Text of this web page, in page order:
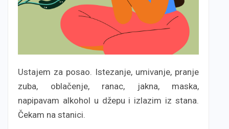
Ustajem za posao. Istezanje, umivanje, pranje
zuba, oblačenje, ranac, jakna, maska,
napipavam alkohol u džepu i izlazim iz stana.
Čekam na stanici.